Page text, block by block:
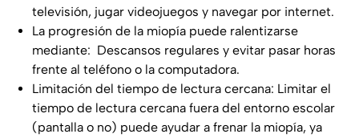
televisión, jugar videojuegos y navegar por internet.
La progresión de la miopía puede ralentizarse
mediante: Descansos regulares y evitar pasar horas
frente al teléfono o la computadora.
Limitación del tiempo de lectura cercana: Limitar el
tiempo de lectura cercana fuera del entorno escolar
(pantalla o no) puede ayudar a frenar la miopía, ya